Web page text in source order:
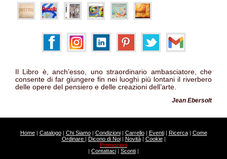
Il Libro è, anch’esso, uno straordinario ambasciatore, che
consente di far giungere fin nei luoghi più lontani il riverbero
delle opere del pensiero e delle creazioni dell’arte.
Jean Ebersolt
Home| Catalogo| Chi Siamo| Condizioni| Carrello| Eventi| Ricerca| Come
Ordinare | Dicono di Noi| Novità| Cookie|
Promozioni
| Contattaci | Sconti |